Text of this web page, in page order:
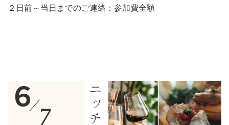
２日前～当日までのご連絡：参加費全額